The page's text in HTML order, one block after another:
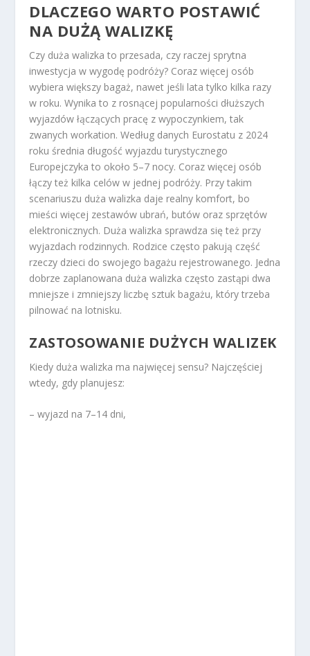
DLACZEGO WARTO POSTAWIĆ
NA DUŻĄ WALIZKĘ
Czy duża walizka to przesada, czy raczej sprytna
inwestycja w wygodę podróży? Coraz więcej osób
wybiera większy bagaż, nawet jeśli lata tylko kilka razy
w roku. Wynika to z rosnącej popularności dłuższych
wyjazdów łączących pracę z wypoczynkiem, tak
zwanych workation. Według danych Eurostatu z 2024
roku średnia długość wyjazdu turystycznego
Europejczyka to około 5–7 nocy. Coraz więcej osób
łączy też kilka celów w jednej podróży. Przy takim
scenariuszu duża walizka daje realny komfort, bo
mieści więcej zestawów ubrań, butów oraz sprzętów
elektronicznych. Duża walizka sprawdza się też przy
wyjazdach rodzinnych. Rodzice często pakują część
rzeczy dzieci do swojego bagażu rejestrowanego. Jedna
dobrze zaplanowana duża walizka często zastąpi dwa
mniejsze i zmniejszy liczbę sztuk bagażu, który trzeba
pilnować na lotnisku.
ZASTOSOWANIE DUŻYCH WALIZEK
Kiedy duża walizka ma najwięcej sensu? Najczęściej
wtedy, gdy planujesz:
– wyjazd na 7–14 dni,